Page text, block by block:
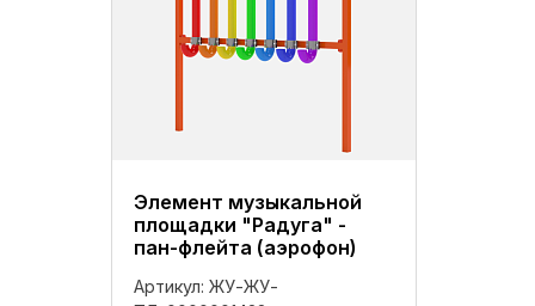
Элемент музыкальной
площадки "Радуга" -
пан-флейта (аэрофон)
Артикул: ЖУ-ЖУ-